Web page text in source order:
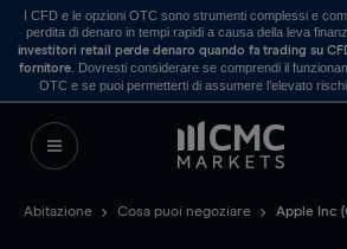
I CFD e le opzioni OTC sono strumenti complessi e
perdita di denaro in tempi rapidi a causa della leva
investitori retail perde denaro quando fa trading su
fornitore . Dovresti considerare se comprendi il
OTC e se puoi permetterti di assumere l’elevato
Abitazione Cosa puoi negoziare Apple Inc